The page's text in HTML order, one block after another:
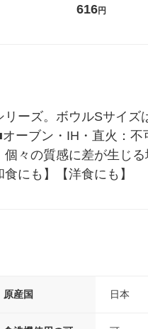
ウン LAKOLE/ラコ
616円
ーズ。ボウルSサイズ
ーブン・IH・直火：
々の質感に差が生じ
にも】【洋食にも】
原産国 日本